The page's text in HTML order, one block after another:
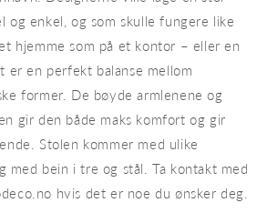
og enkel, og som skulle fungere like
hjemme som på et kontor – eller en
er en perfekt balanse mellom
former. De bøyde armlenene og
gir den både maks komfort og gir
Stolen kommer med ulike
med bein i tre og stål. Ta kontakt med
hvis det er noe du ønsker deg.